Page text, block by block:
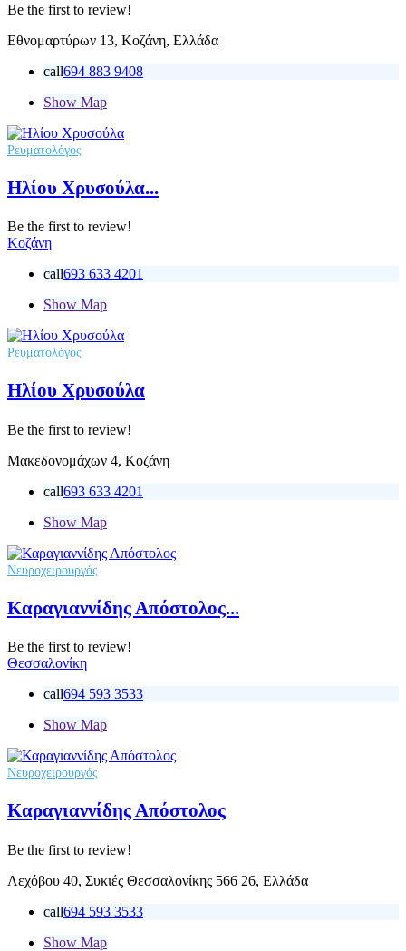
Be the first to review!
Εθνομαρτύρων 13, Κοζάνη, Ελλάδα
call694 883 9408
Show Map
Ρευματολόγος
Ηλίου Χρυσούλα...
Be the first to review!
Κοζάνη
call693 633 4201
Show Map
Ρευματολόγος
Ηλίου Χρυσούλα
Be the first to review!
Μακεδονομάχων 4, Κοζάνη
call693 633 4201
Show Map
Νευροχειρουργός
Καραγιαννίδης Απόστολος...
Be the first to review!
Θεσσαλονίκη
call694 593 3533
Show Map
Νευροχειρουργός
Καραγιαννίδης Απόστολος
Be the first to review!
Λεχόβου 40, Συκιές Θεσσαλονίκης 566 26, Ελλάδα
call694 593 3533
Show Map